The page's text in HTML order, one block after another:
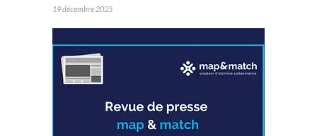
19 décembre 2025